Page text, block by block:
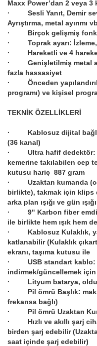
Maxx Power’dan 2 veya 3
· Sesli Yanıt, Demir
Ayrıştırma, metal ayırımı
· Birçok gelişmiş
· Toprak ayarı: İzleme,
· Hareketli ve 4
· Genişletilmiş metal
fazla hassasiyet
· Önceden
programı) ve kişisel
TEKNİK ÖZELLİKLERİ
· Kablosuz dijital
(36 kanal)
· Ultra hafif dedektör:
kemerine takılabilen cep
kutusu hariç 887 gram
· Uzaktan kumanda
birlikte), takmak için
arka plan ışığı ve gün
· 9" Karbon fiber
ile birlikte hem ışık hem
· Kablosuz Kulaklık,
katlanabilir (Kulaklık
ekranı, taşıma kutusu ile
· USB standart kablo:
indirmek/güncellemek için
· Lityum batarya,
· Pil ömrü Başlık:
frekansa bağlı)
· Pil ömrü Uzaktan
· Hızlı ve akıllı şarj
birden şarj edebilir
saat içinde şarj edebilir)